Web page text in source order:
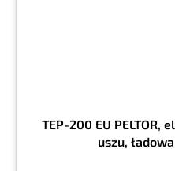
TEP-200 EU PELTOR,
uszu,